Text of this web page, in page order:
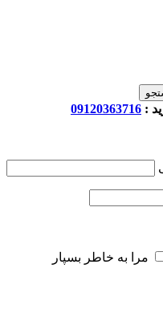
:
09120363716
مرا به خاطر بسپار